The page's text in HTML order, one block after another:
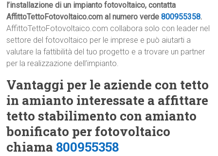
l’installazione di un impianto fotovoltaico, contatta
AffittoTettoFotovoltaico.com al numero verde800955358.
AffittoTettoFotovoltaico.com collabora solo con leader nel
settore del fotovoltaico per le imprese e può aiutarti a
valutare la fattibilità del tuo progetto e a trovare un partner
per la realizzazione dell’impianto.
Vantaggi per le aziende con tetto
in amianto interessate a affittare
tetto stabilimento con amianto
bonificato per fotovoltaico
chiama 800955358